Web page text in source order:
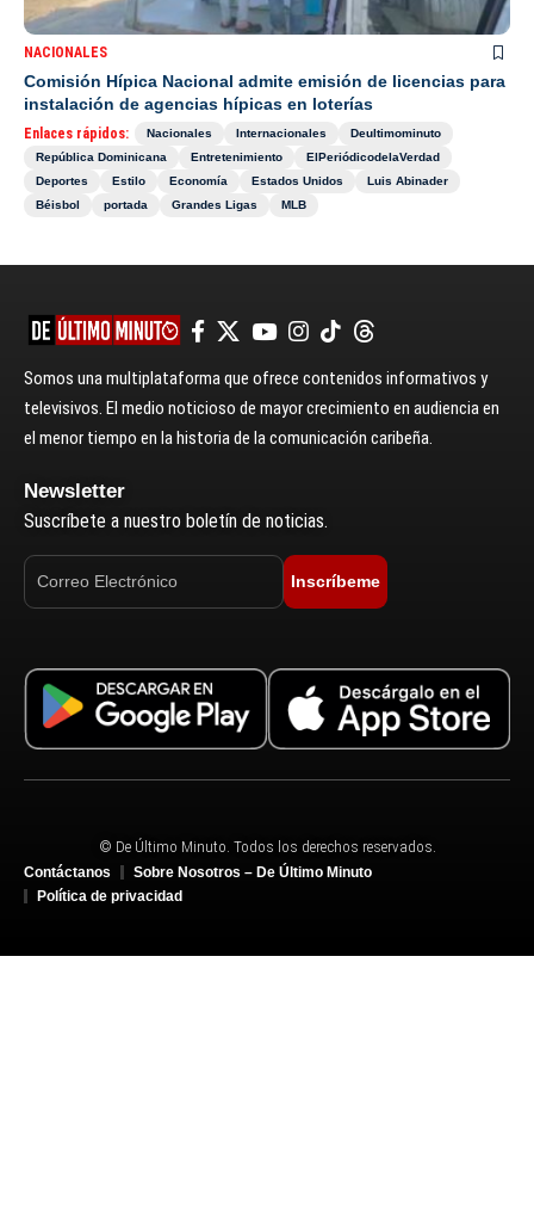
NACIONALES
Comisión Hípica Nacional admite emisión de licencias para
instalación de agencias hípicas en loterías
Enlaces rápidos: Nacionales Internacionales
Deultimominuto
República Dominicana
Entretenimiento
ElPeriódicodelaVerdad
Deportes
Estilo Economía Estados Unidos
Luis Abinader
Béisbol
portada Grandes Ligas MLB
Somos una multiplataforma que ofrece contenidos informativos y
televisivos. El medio noticioso de mayor crecimiento en audiencia en
el menor tiempo en la historia de la comunicación caribeña.
Newsletter
Suscríbete a nuestro boletín de noticias.
Inscríbeme
© De Último Minuto. Todos los derechos reservados.
Contáctanos
Sobre Nosotros – De Último Minuto
Política de privacidad